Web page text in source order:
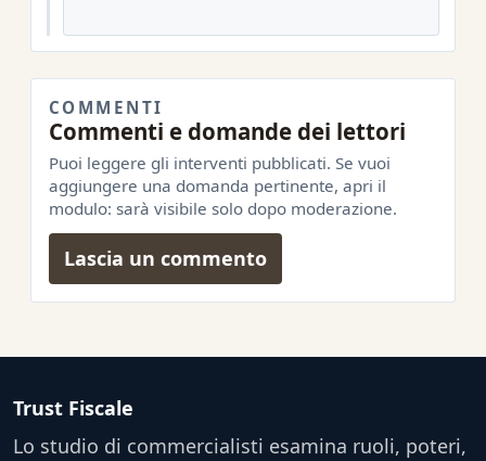
COMMENTI
Commenti e domande dei lettori
Puoi leggere gli interventi pubblicati. Se vuoi
aggiungere una domanda pertinente, apri il
modulo: sarà visibile solo dopo moderazione.
Lascia un commento
Trust Fiscale
Lo studio di commercialisti esamina ruoli, poteri,